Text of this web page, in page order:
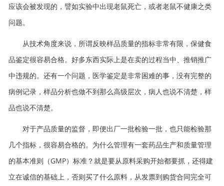
应该会被发现的，譬如实验中出现老鼠死亡，或者老鼠不健康之类
问题。
从技术角度来说，所谓反映样品质量的指标非常有限，保健食
品鉴定很容易合格。好多东西实际上是在卖的过程当中、推销推广
中违规的。还有一个问题，医学鉴定是非常困难的事，没有完整的
病例记录，样品分析也做不到那么高级层次，病人也说不清楚，样
品也说不清楚。
对于产品质量的监督，即便出厂一批检验一批，也只能检验那
几个指标，很容易合格的。为什么管理有一套药品生产和质量管理
的基本准则（GMP）标准？就是要从原料采购开始都要抓，还得建
立在诚信的基础上，否则买了什么原料，从发票到购货合同完全可